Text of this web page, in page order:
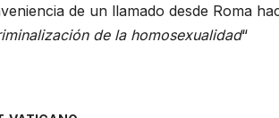
de un llamado desde Roma
de la homosexualidad“